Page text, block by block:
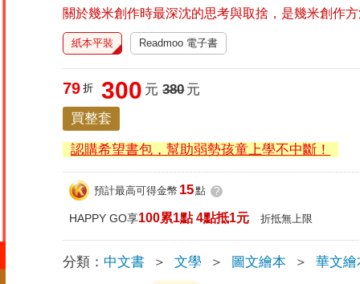
關於幾米創作時最深沈的思考與取捨，是幾米創作方
紙本平裝 Readmoo 電子書
79 折 300 元 380元
買整套
認購希望書包，幫助弱勢孩童上學不中斷！
預計最高可得金幣 15點 ?
HAPPY GO享100累1點 4點抵1元 折抵無上限
分類： 中文書 ＞ 文學 ＞ 圖文繪本 ＞ 華文繪